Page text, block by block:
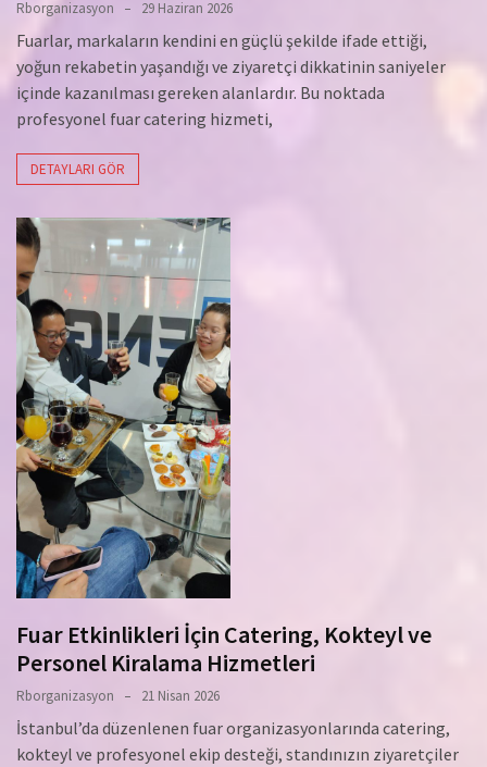
Rborganizasyon 29 Haziran 2026
Fuarlar, markaların kendini en güçlü şekilde ifade ettiği,
yoğun rekabetin yaşandığı ve ziyaretçi dikkatinin saniyeler
içinde kazanılması gereken alanlardır. Bu noktada
profesyonel fuar catering hizmeti,
DETAYLARI GÖR
Fuar Etkinlikleri İçin Catering, Kokteyl ve
Personel Kiralama Hizmetleri
Rborganizasyon 21 Nisan 2026
İstanbul’da düzenlenen fuar organizasyonlarında catering,
kokteyl ve profesyonel ekip desteği, standınızın ziyaretçiler